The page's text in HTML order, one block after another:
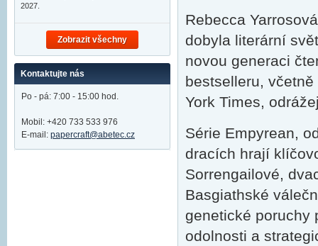
Rebecca
dobyla literární
novou generaci
bestselleru,
York Times,
Série Empyrean,
dracích hrají
Sorrengailové,
Basgiathské
genetické poruchy
odolnosti a
2027.
Zobrazit všechny
Kontaktujte nás
Po - pá: 7:00 - 15:00 hod.
Mobil: +420 733 533 976
E-mail: papercraft@abetec.cz